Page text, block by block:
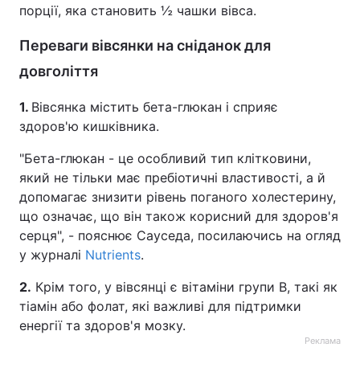
порції, яка становить ½ чашки вівса.
Переваги вівсянки на сніданок для
довголіття
1. Вівсянка містить бета-глюкан і сприяє
здоров'ю кишківника.
"Бета-глюкан - це особливий тип клітковини,
який не тільки має пребіотичні властивості, а й
допомагає знизити рівень поганого холестерину,
що означає, що він також корисний для здоров'я
серця", - пояснює Сауседа, посилаючись на огляд
у журналі Nutrients.
2. Крім того, у вівсянці є вітаміни групи В, такі як
тіамін або фолат, які важливі для підтримки
енергії та здоров'я мозку.
Реклама